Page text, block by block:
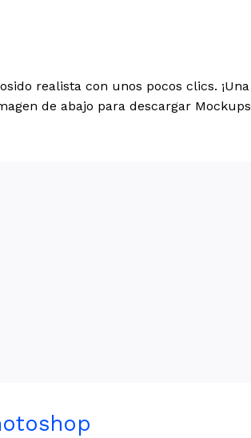
realista con unos pocos clics. ¡Una
de abajo para descargar Mockups